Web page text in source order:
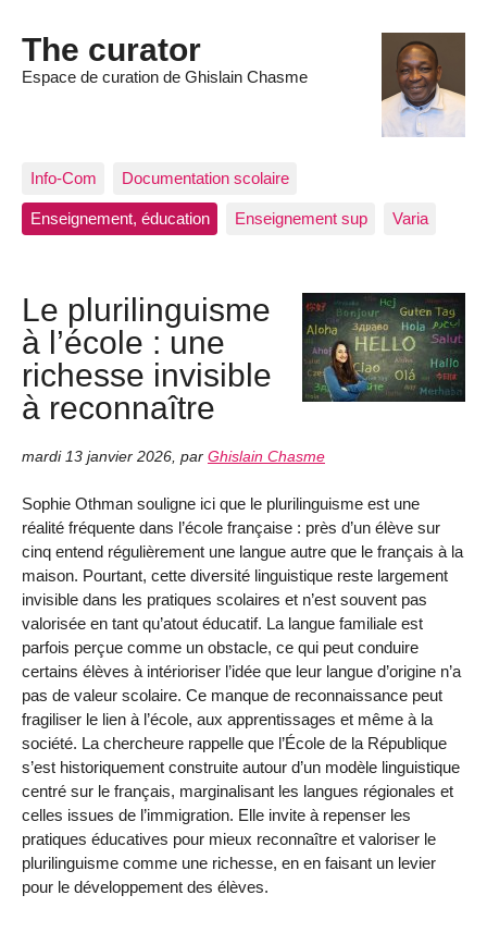
The curator
Espace de curation de Ghislain Chasme
Info-Com Documentation scolaire
Enseignement, éducation Enseignement sup Varia
Le plurilinguisme
à l’école : une
richesse invisible
à reconnaître
mardi 13 janvier 2026 par Ghislain Chasme
Sophie Othman souligne ici que le plurilinguisme est une
réalité fréquente dans l’école française : près d’un élève sur
cinq entend régulièrement une langue autre que le français à la
maison. Pourtant, cette diversité linguistique reste largement
invisible dans les pratiques scolaires et n’est souvent pas
valorisée en tant qu’atout éducatif. La langue familiale est
parfois perçue comme un obstacle, ce qui peut conduire
certains élèves à intérioriser l’idée que leur langue d’origine n’a
pas de valeur scolaire. Ce manque de reconnaissance peut
fragiliser le lien à l’école, aux apprentissages et même à la
société. La chercheure rappelle que l’École de la République
s’est historiquement construite autour d’un modèle linguistique
centré sur le français, marginalisant les langues régionales et
celles issues de l’immigration. Elle invite à repenser les
pratiques éducatives pour mieux reconnaître et valoriser le
plurilinguisme comme une richesse, en en faisant un levier
pour le développement des élèves.